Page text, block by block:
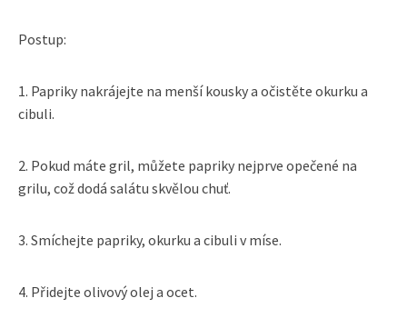
Postup:
1. Papriky nakrájejte na menší kousky a očistěte okurku a
cibuli.
2. Pokud máte gril, můžete papriky nejprve opečené na
grilu, což dodá salátu skvělou chuť.
3. Smíchejte papriky, okurku a cibuli v míse.
4. Přidejte olivový olej a ocet.